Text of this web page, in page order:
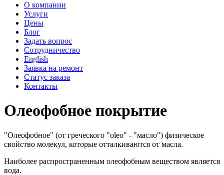
О компании
Услуги
Цены
Блог
Задать вопрос
Сотрудничество
English
Заявка на ремонт
Статус заказа
Контакты
Олеофобное покрытие
"Олеофобное" (от греческого "oleo" - "масло") физическое
свойство молекул, которые отталкиваются от масла.
Наиболее распространенным олеофобным веществом является
вода.